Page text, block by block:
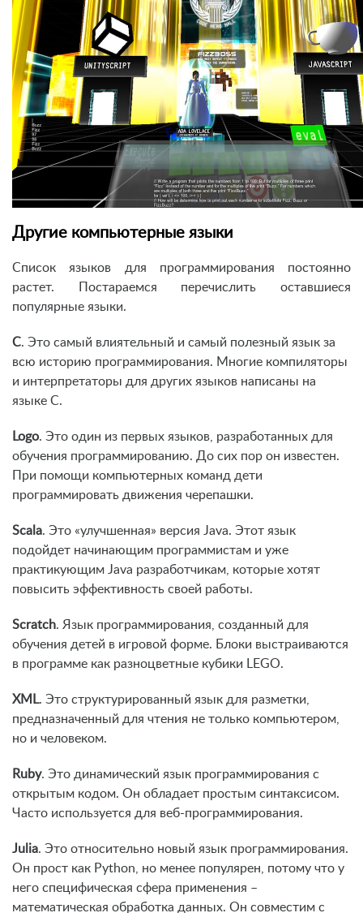
Другие компьютерные языки
Список языков для программирования постоянно
растет. Постараемся перечислить оставшиеся
популярные языки.
C. Это самый влиятельный и самый полезный язык за
всю историю программирования. Многие компиляторы
и интерпретаторы для других языков написаны на
языке C.
Logo. Это один из первых языков, разработанных для
обучения программированию. До сих пор он известен.
При помощи компьютерных команд дети
программировать движения черепашки.
Scala. Это «улучшенная» версия Java. Этот язык
подойдет начинающим программистам и уже
практикующим Java разработчикам, которые хотят
повысить эффективность своей работы.
Scratch. Язык программирования, созданный для
обучения детей в игровой форме. Блоки выстраиваются
в программе как разноцветные кубики LEGO.
XML. Это структурированный язык для разметки,
предназначенный для чтения не только компьютером,
но и человеком.
Ruby. Это динамический язык программирования с
открытым кодом. Он обладает простым синтаксисом.
Часто используется для веб-программирования.
Julia. Это относительно новый язык программирования.
Он прост как Python, но менее популярен, потому что у
него специфическая сфера применения –
математическая обработка данных. Он совместим с